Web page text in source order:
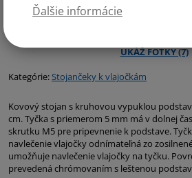
Ďalšie informácie
Kategórie:Stojančeky k vlajočkám
Kovový stojan s kruhovou vypuklou
cm. Tyčka s priemerom 5 mm má v dolnej
skrutku M5 pre pripevnenie k podstave.
navlečenie vlajočky odnímateľná zo
umožňuje navlečenie vlajočky na tyčku.
prevedená chrómovaním s leštenou